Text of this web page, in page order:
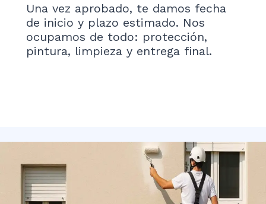
Una vez aprobado, te damos fecha
de inicio y plazo estimado. Nos
ocupamos de todo: protección,
pintura, limpieza y entrega final.